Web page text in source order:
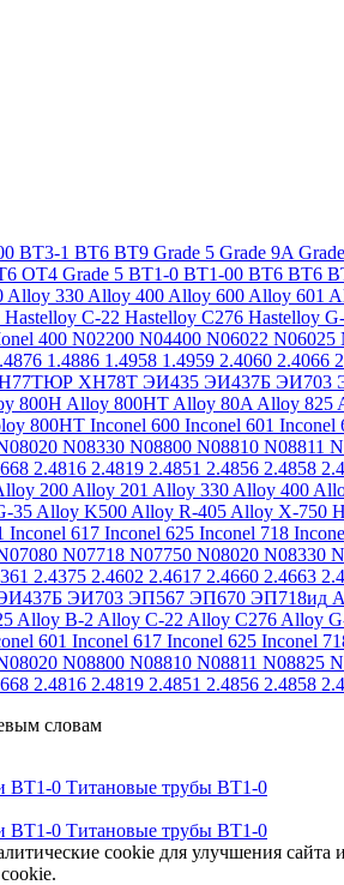
ВТ3-1 ВТ6 ВТ9 Grade 5 Grade 9A
ОТ4 Grade 5 ВТ1-0 ВТ1-00 ВТ6 ВТ6
Alloy 330 Alloy 400 Alloy 600 Alloy 601
Hastelloy C-22 Hastelloy C276 Hastelloy
400 N02200 N04400 N06022 N06025
1.4886 1.4958 1.4959 2.4060 2.4066
ХН78Т ЭИ435 ЭИ437Б ЭИ703
800H Alloy 800HT Alloy 80A Alloy 825
800HT Inconel 600 Inconel 601 Inconel
N08330 N08800 N08810 N08811
2.4816 2.4819 2.4851 2.4856 2.4858
200 Alloy 201 Alloy 330 Alloy 400
35 Alloy K500 Alloy R-405 Alloy X-750
Inconel 617 Inconel 625 Inconel 718
N07718 N07750 N08020 N08330
2.4375 2.4602 2.4617 2.4660 2.4663
ЭИ703 ЭП567 ЭП670 ЭП718ид
Alloy B-2 Alloy C-22 Alloy C276 Alloy
601 Inconel 617 Inconel 625 Inconel
N08800 N08810 N08811 N08825
2.4816 2.4819 2.4851 2.4856 2.4858
словам
ВТ1-0 Титановые трубы ВТ1-0
ВТ1-0 Титановые трубы ВТ1-0
cookie для улучшения